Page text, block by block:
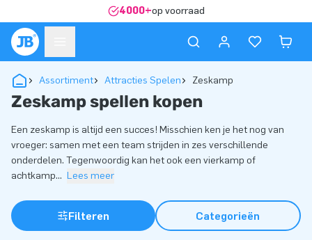
4000+op voorraad
Assortiment Attracties Spelen Zeskamp
Zeskamp spellen kopen
Een zeskamp is altijd een succes! Misschien ken je het nog van
vroeger: samen met een team strijden in zes verschillende
onderdelen. Tegenwoordig kan het ook een vierkamp of
achtkamp... Lees meer
Filteren Categorieën